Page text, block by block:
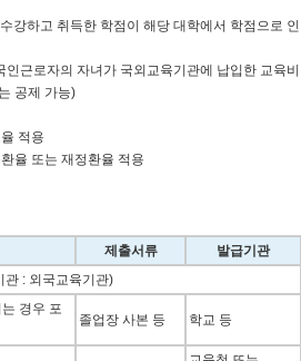
강하고 취득한 학점이 해당 대학에서 학점으로 인
근로자의 자녀가 국외교육기관에 납입한 교육비
공제 가능)
적용
율 또는 재정환율 적용
제출서류
발급기관
관 : 외국교육기관)
경우 포
졸업장 사본 등 학교 등